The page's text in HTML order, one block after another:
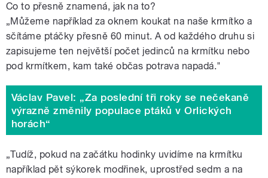
Co to přesně znamená, jak na to?
„Můžeme například za oknem koukat na naše krmítko a
sčítáme ptáčky přesně 60 minut. A od každého druhu si
zapisujeme ten největší počet jedinců na krmítku nebo
pod krmítkem, kam také občas potrava napadá."
Václav Pavel: „Za poslední tři roky se nečekaně
výrazně změnily populace ptáků v Orlických
horách“
„Tudíž, pokud na začátku hodinky uvidíme na krmítku
například pět sýkorek modřinek, uprostřed sedm a na